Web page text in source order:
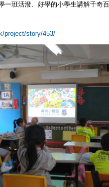
一班活潑、好學的小學生講解千奇
project/story/453/